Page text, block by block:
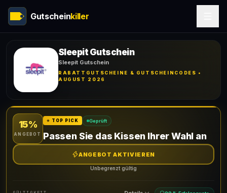
Gutscheinkiller
Sleepit Gutschein
Sleepit Gutschein
RABATTGUTSCHEINE & GUTSCHEINCODES •
AUGUST 2026
15%
ANGEBOT
⭐ TOP PICK Geprüft
Passen Sie das Kissen Ihrer Wahl an
ANGEBOT AKTIVIEREN
Unbegrenzt gültig